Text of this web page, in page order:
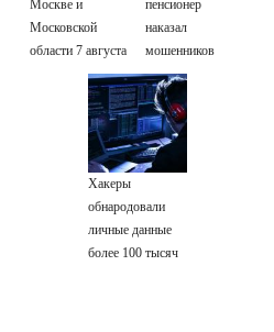
Москве и
Московской
области 7 августа
источник, откуда
был громкий
пенсионер
наказал
мошенников
изощренным
способом
Хакеры
обнародовали
личные данные
более 100 тысяч